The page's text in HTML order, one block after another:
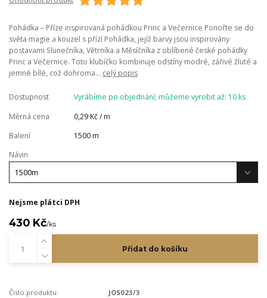
Pohádka – Příze inspirovaná pohádkou Princ a Večernice Ponořte se do
světa magie a kouzel s přízí Pohádka, jejíž barvy jsou inspirovány
postavami Slunečníka, Větrníka a Měsíčníka z oblíbené české pohádky
Princ a Večernice. Toto klubíčko kombinuje odstíny modré, zářivé žluté a
jemné bílé, což dohroma... celý popis
Dostupnost
Vyrábíme po objednání; můžeme vyrobit až: 10 ks
Měrná cena
0,29 Kč / m
Balení
1500 m
Návin
Nejsme plátci DPH
430 Kč/ks
Přidat do košíku
Číslo produktu:
JOS023/3